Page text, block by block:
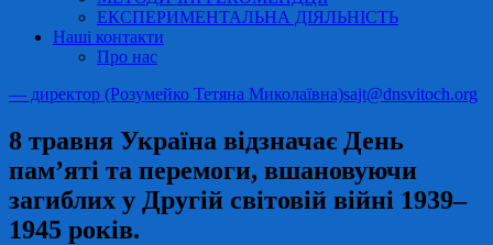
ЕКСПЕРИМЕНТАЛЬНА ДІЯЛЬНІСТЬ
Наші контакти
Про нас
— директор (Розумейко Тетяна Миколаївна)sajt@dnsvitoch.org
8 травня Україна відзначає День
пам’яті та перемоги, вшановуючи
загиблих у Другій світовій війні 1939–
1945 років.